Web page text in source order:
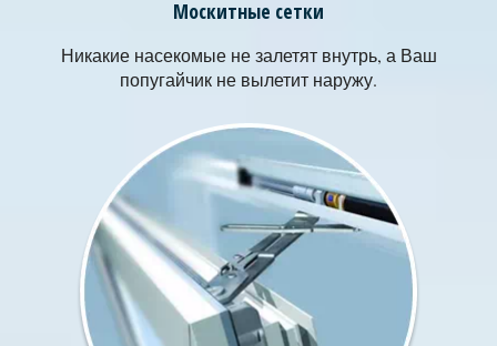
Москитные сетки
Никакие насекомые не залетят внутрь, а Ваш
попугайчик не вылетит наружу.